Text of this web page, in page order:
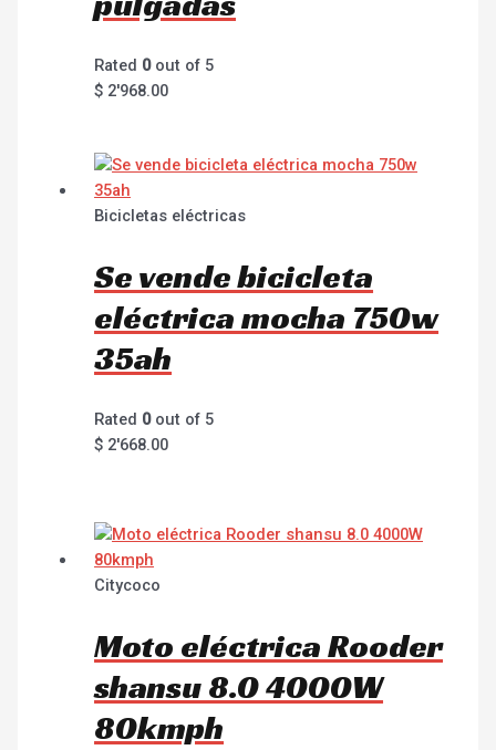
Rated 0out of 5
$ 2'968.00
Bicicletas eléctricas
Se vende bicicleta
eléctrica mocha 750w
35ah
Rated 0out of 5
$ 2'668.00
Citycoco
Moto eléctrica Rooder
shansu 8.0 4000W
80kmph